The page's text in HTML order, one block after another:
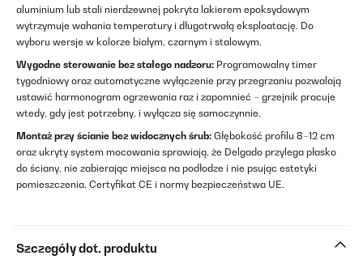
aluminium lub stali nierdzewnej pokryta lakierem epoksydowym
wytrzymuje wahania temperatury i długotrwałą eksploatację. Do
wyboru wersje w kolorze białym, czarnym i stalowym.
Wygodne sterowanie bez stałego nadzoru: Programowalny timer
tygodniowy oraz automatyczne wyłączenie przy przegrzaniu pozwalają
ustawić harmonogram ogrzewania raz i zapomnieć – grzejnik pracuje
wtedy, gdy jest potrzebny, i wyłącza się samoczynnie.
Montaż przy ścianie bez widocznych śrub: Głębokość profilu 8–12 cm
oraz ukryty system mocowania sprawiają, że Delgado przylega płasko
do ściany, nie zabierając miejsca na podłodze i nie psując estetyki
pomieszczenia. Certyfikat CE i normy bezpieczeństwa UE.
Szczegóły dot. produktu